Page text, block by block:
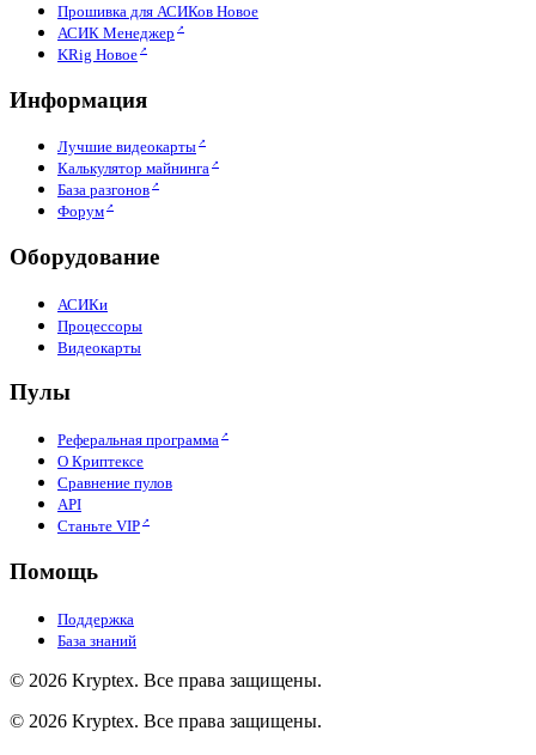
Прошивка для АСИКов Новое
АСИК Менеджер
KRig Новое
Информация
Лучшие видеокарты
Калькулятор майнинга
База разгонов
Форум
Оборудование
АСИКи
Процессоры
Видеокарты
Пулы
Реферальная программа
О Криптексе
Сравнение пулов
API
Станьте VIP
Помощь
Поддержка
База знаний
© 2026 Kryptex. Все права защищены.
© 2026 Kryptex. Все права защищены.